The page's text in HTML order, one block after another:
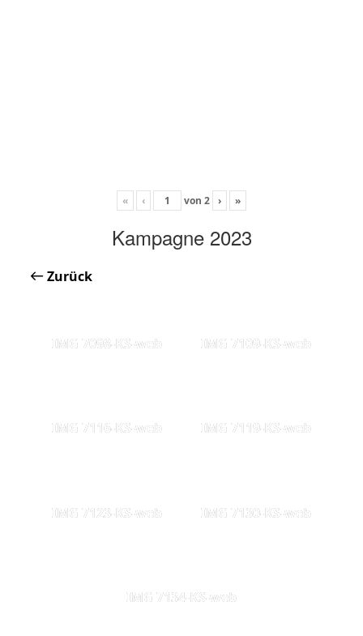
« ‹ von 2 › »
Kampagne 2023
Zurück
IMG 7098-KS-web IMG 7109-KS-web
IMG 7116-KS-web IMG 7119-KS-web
IMG 7123-KS-web IMG 7130-KS-web
IMG 7134-KS-web